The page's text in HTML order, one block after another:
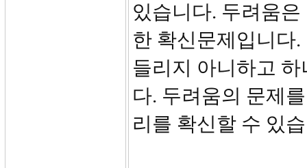
있습니다. 두려움
한 확신문제입니다
들리지 아니하고
다. 두려움의 문제
리를 확신할 수 있